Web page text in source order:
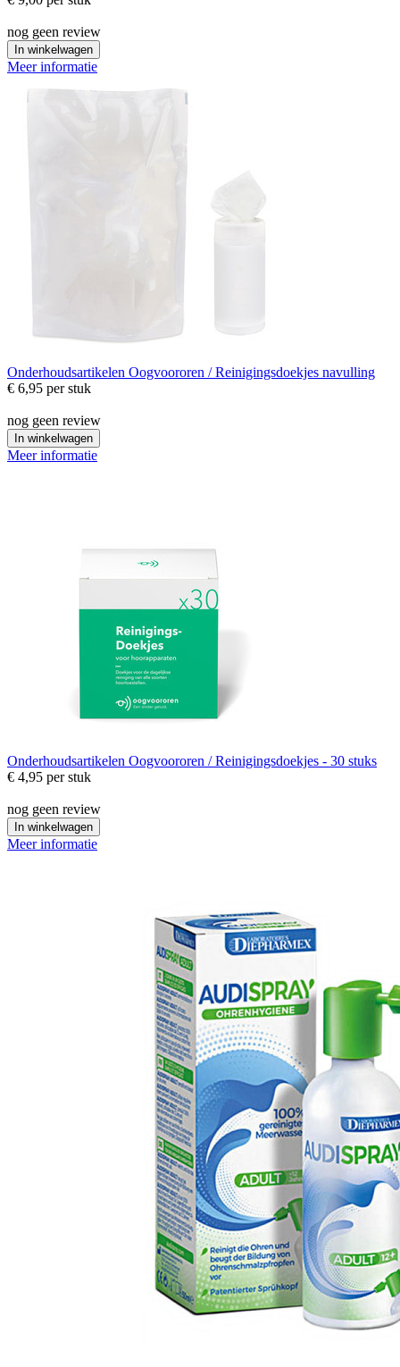
nog geen review
In winkelwagen
Meer informatie
Onderhoudsartikelen Oogvoororen / Reinigingsdoekjes navulling
€ 6,95 per stuk
nog geen review
In winkelwagen
Meer informatie
Onderhoudsartikelen Oogvoororen / Reinigingsdoekjes - 30 stuks
€ 4,95 per stuk
nog geen review
In winkelwagen
Meer informatie